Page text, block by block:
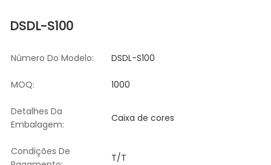
DSDL-S100
Número Do Modelo: DSDL-S100
MOQ: 1000
Detalhes Da
Embalagem:
Caixa de cores
Condições De
T/T